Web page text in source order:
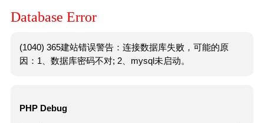
Database Error
(1040) 365建站错误警告：连接数据库失败，可能的原
因：1、数据库密码不对; 2、mysql未启动。
PHP Debug